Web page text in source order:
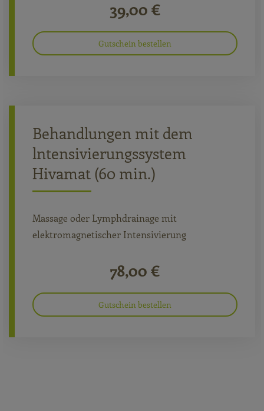
39,00 €
Gutschein bestellen
Behandlungen mit dem
lntensivierungssystem
Hivamat (60 min.)
Massage oder Lymphdrainage mit
elektromagnetischer Intensivierung
78,00 €
Gutschein bestellen